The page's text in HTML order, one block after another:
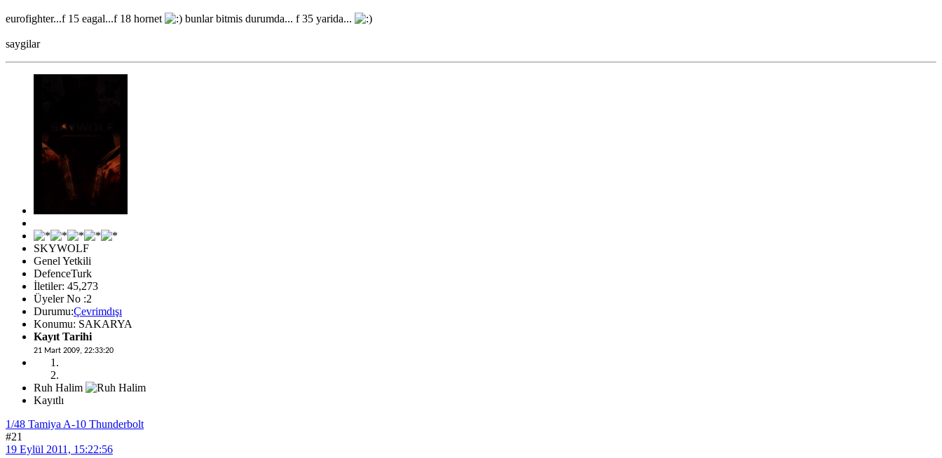
eurofighter...f 15 eagal...f 18 hornet bunlar bitmis durumda... f 35 yarida...
saygilar
SKYWOLF
Genel Yetkili
DefenceTurk
İletiler: 45,273
Üyeler No :2
Durumu:Çevrimdışı
Konumu: SAKARYA
Kayıt Tarihi
21 Mart 2009, 22:33:20
Ruh Halim
Kayıtlı
1/48 Tamiya A-10 Thunderbolt
#21
19 Eylül 2011, 15:22:56